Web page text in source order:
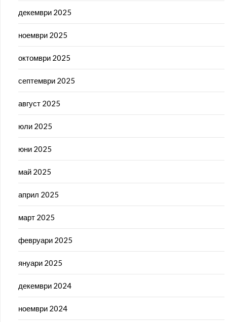
декември 2025
ноември 2025
октомври 2025
септември 2025
август 2025
юли 2025
юни 2025
май 2025
април 2025
март 2025
февруари 2025
януари 2025
декември 2024
ноември 2024